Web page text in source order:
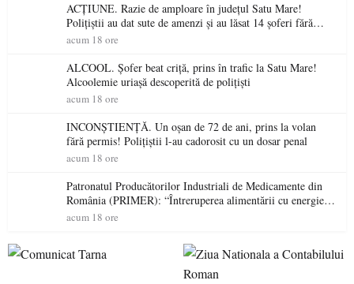
ACȚIUNE. Razie de amploare în județul Satu Mare!
Polițiștii au dat sute de amenzi și au lăsat 14 șoferi fără
permis într-o singură zi
acum 18 ore
ALCOOL. Șofer beat criță, prins în trafic la Satu Mare!
Alcoolemie uriașă descoperită de polițiști
acum 18 ore
INCONȘTIENȚĂ. Un oșan de 72 de ani, prins la volan
fără permis! Polițiștii l-au cadorosit cu un dosar penal
acum 18 ore
Patronatul Producătorilor Industriali de Medicamente din
România (PRIMER): “Întreruperea alimentării cu energie
electrică a fabricilor de medicamente va pune în pericol
acum 18 ore